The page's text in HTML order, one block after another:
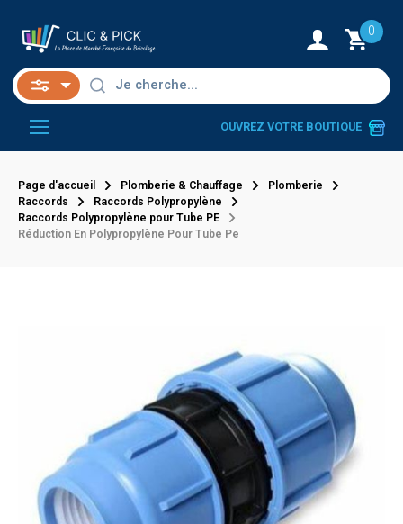
0
OUVREZ VOTRE BOUTIQUE
Page d'accueil Plomberie & Chauffage
Plomberie
Raccords
Raccords Polypropylène
Raccords Polypropylène pour Tube PE
Réduction En Polypropylène Pour Tube Pe